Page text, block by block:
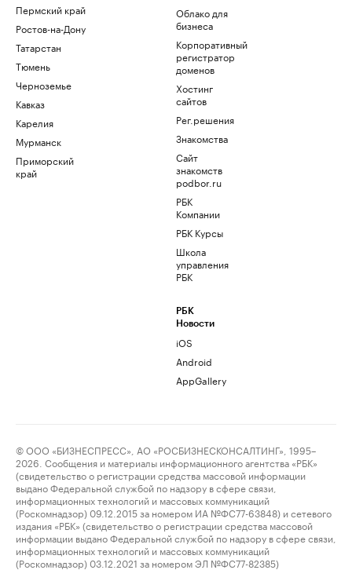
Пермский край
Ростов-на-Дону
Татарстан
Тюмень
Черноземье
Кавказ
Карелия
Мурманск
Приморский
край
Облако для
бизнеса
Корпоративный
регистратор
доменов
Хостинг
сайтов
Рег.решения
Знакомства
Сайт
знакомств
podbor.ru
РБК
Компании
РБК Курсы
Школа
управления
РБК
РБК
Новости
iOS
Android
AppGallery
© ООО «БИЗНЕСПРЕСС», АО «РОСБИЗНЕСКОНСАЛТИНГ», 1995–
2026. Сообщения и материалы информационного агентства «РБК»
(свидетельство о регистрации средства массовой информации
выдано Федеральной службой по надзору в сфере связи,
информационных технологий и массовых коммуникаций
(Роскомнадзор) 09.12.2015 за номером ИА №ФС77-63848) и сетевого
издания «РБК» (свидетельство о регистрации средства массовой
информации выдано Федеральной службой по надзору в сфере связи,
информационных технологий и массовых коммуникаций
(Роскомнадзор) 03.12.2021 за номером ЭЛ №ФС77-82385)